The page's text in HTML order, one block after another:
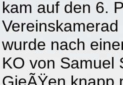
kam auf den 6.
wurde nach
KO von Samuel